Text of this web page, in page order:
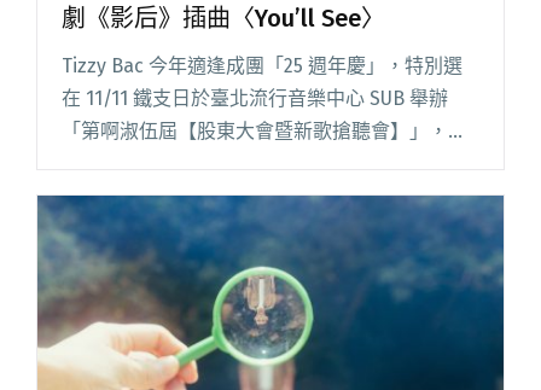
劇《影后》插曲〈You’ll See〉
Tizzy Bac 今年適逢成團「25 週年慶」，特別選
在 11/11 鐵支日於臺北流行音樂中心 SUB 舉辦
「第啊淑伍屆【股東大會暨新歌搶聽會】」，近
在演唱會上不僅首度閱讀全文 "25週年大會師！
Tizzy Bac現場大合唱夯劇《影后》插曲〈You’ll
See〉"